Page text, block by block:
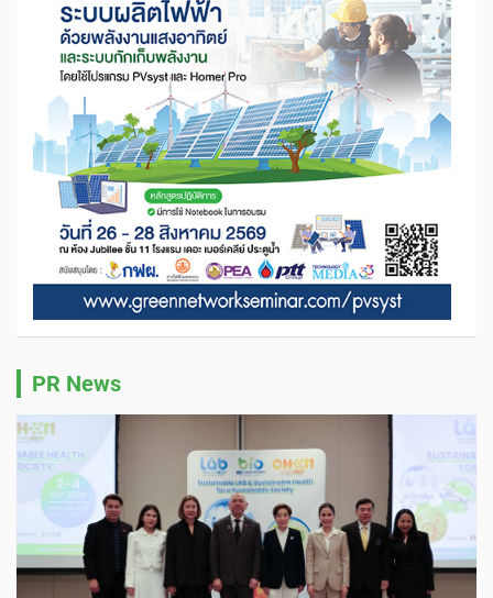
PR News